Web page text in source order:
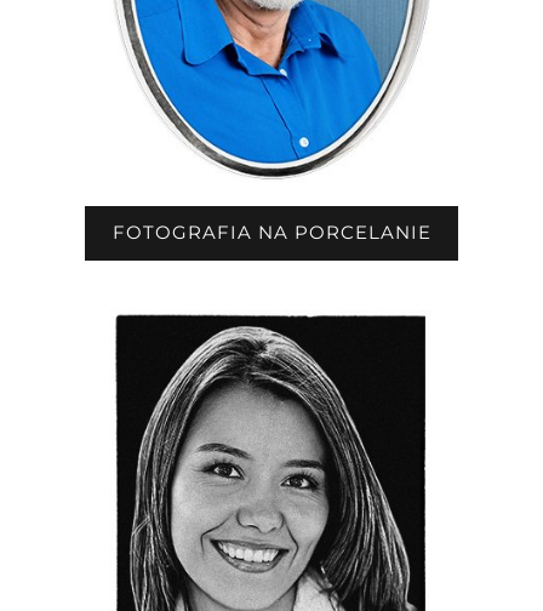
FOTOGRAFIA NA PORCELANIE